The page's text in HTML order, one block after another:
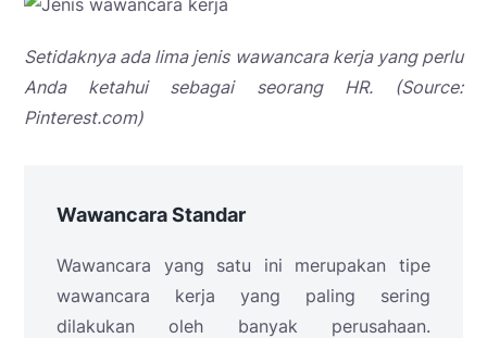
Setidaknya ada lima jenis wawancara kerja yang perlu
Anda ketahui sebagai seorang HR. (Source:
Pinterest.com)
Wawancara Standar
Wawancara yang satu ini merupakan tipe
wawancara kerja yang paling sering
dilakukan oleh banyak perusahaan.